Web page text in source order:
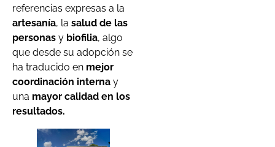
referencias expresas a la
artesanía, la salud de las
personas y biofilia, algo
que desde su adopción se
ha traducido en mejor
coordinación interna y
una mayor calidad en los
resultados.